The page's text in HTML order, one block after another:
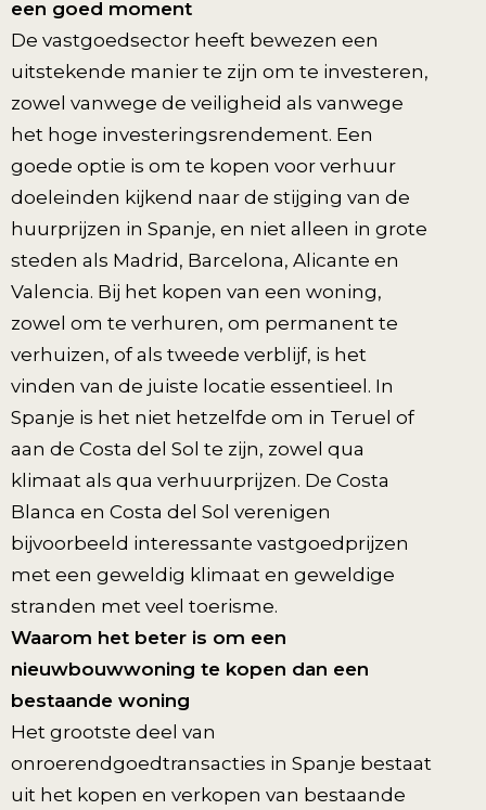
een goed moment
De vastgoedsector heeft bewezen een
uitstekende manier te zijn om te investeren,
zowel vanwege de veiligheid als vanwege
het hoge investeringsrendement. Een
goede optie is om te kopen voor verhuur
doeleinden kijkend naar de stijging van de
huurprijzen in Spanje, en niet alleen in grote
steden als Madrid, Barcelona, Alicante en
Valencia. Bij het kopen van een woning,
zowel om te verhuren, om permanent te
verhuizen, of als tweede verblijf, is het
vinden van de juiste locatie essentieel. In
Spanje is het niet hetzelfde om in Teruel of
aan de Costa del Sol te zijn, zowel qua
klimaat als qua verhuurprijzen. De Costa
Blanca en Costa del Sol verenigen
bijvoorbeeld interessante vastgoedprijzen
met een geweldig klimaat en geweldige
stranden met veel toerisme.
Waarom het beter is om een
nieuwbouwwoning te kopen dan een
bestaande woning
Het grootste deel van
onroerendgoedtransacties in Spanje bestaat
uit het kopen en verkopen van bestaande